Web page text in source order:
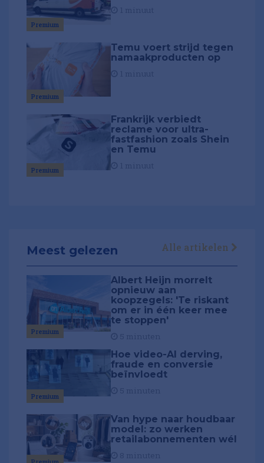
Premium
Premium
Temu voert strijd tegen
namaakproducten op
Premium
Frankrijk verbiedt
reclame voor ultra-
fastfashion zoals Shein
en Temu
Meest gelezen Alle artikelen
Premium
Albert Heijn morrelt
opnieuw aan
koopzegels: 'Te riskant
om er in één keer mee
te stoppen'
Premium
Hoe video-AI derving,
fraude en conversie
beïnvloedt
Van hype naar houdbaar
model: zo werken
retailabonnementen wél